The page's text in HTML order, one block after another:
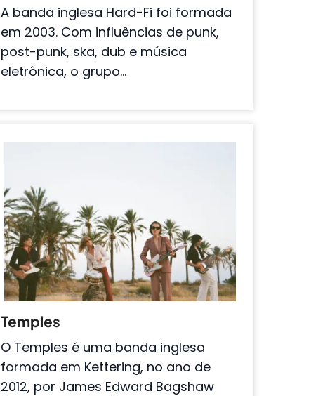
A banda inglesa Hard-Fi foi formada
em 2003. Com influências de punk,
post-punk, ska, dub e música
eletrônica, o grupo…
Temples
O Temples é uma banda inglesa
formada em Kettering, no ano de
2012, por James Edward Bagshaw